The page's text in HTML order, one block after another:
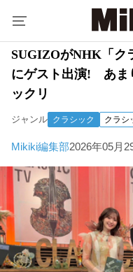
SUGIZOがNHK「ク
にゲスト出演! あま
ックリ
ジャンル クラシック クラシ
Mikiki編集部2026年05月